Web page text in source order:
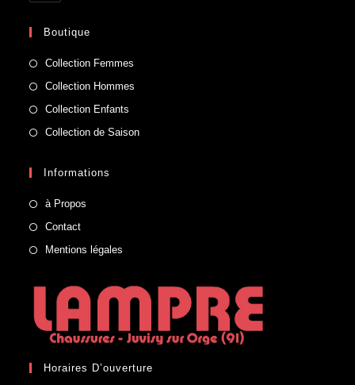
Boutique
Collection Femmes
Collection Hommes
Collection Enfants
Collection de Saison
Informations
à Propos
Contact
Mentions légales
Horaires D’ouverture